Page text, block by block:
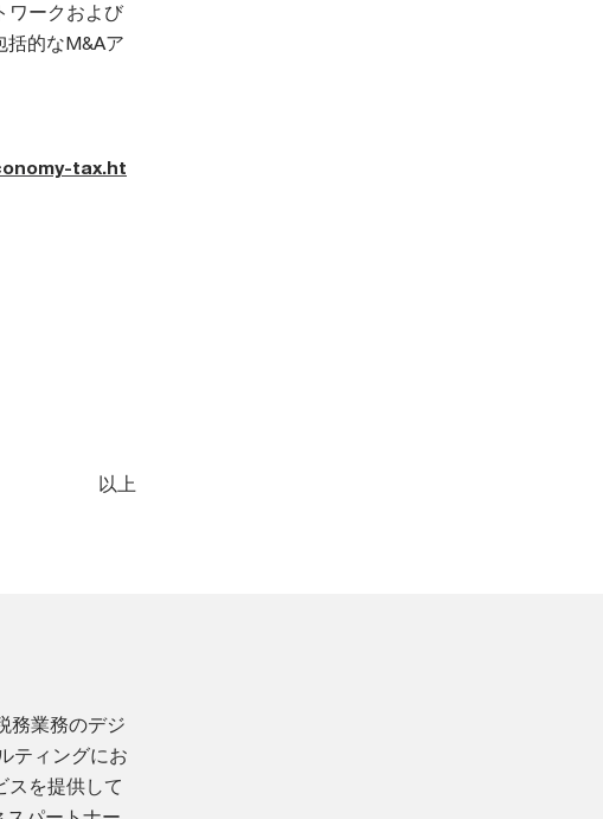
ワークおよび
括的なM&Aア
tax.ht
以上
務業務のデジ
ティングにお
スを提供して